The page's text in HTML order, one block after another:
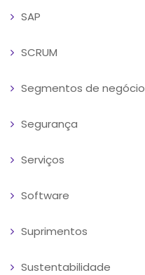
SAP
SCRUM
Segmentos de negócio
Segurança
Serviços
Software
Suprimentos
Sustentabilidade